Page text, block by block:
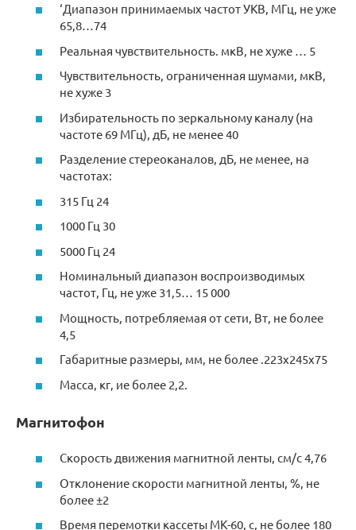
‘Диапазон принимаемых частот УКВ, МГц, не уже
65,8…74
Реальная чувствительность. мкВ, не хуже … 5
Чувствительность, ограниченная шумами, мкВ,
не хуже 3
Избирательность по зеркальному каналу (на
частоте 69 МГц), дБ, не менее 40
Разделение стереоканалов, дБ, не менее, на
частотах:
315 Гц 24
1000 Гц 30
5000 Гц 24
Номинальный диапазон воспроизводимых
частот, Гц, не уже 31,5… 15 000
Мощность, потребляемая от сети, Вт, не более
4,5
Габаритные размеры, мм, не более .223x245x75
Масса, кг, ие более 2,2.
Магнитофон
Скорость движения магнитной ленты, см/с 4,76
Отклонение скорости магнитной ленты, %, не
более ±2
Время перемотки кассеты МК-60, с, не более 180